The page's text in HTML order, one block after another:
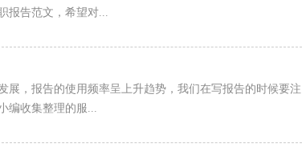
报告范文，希望对...
展，报告的使用频率呈上升趋势，我们在写报告的时候要注
编收集整理的服...